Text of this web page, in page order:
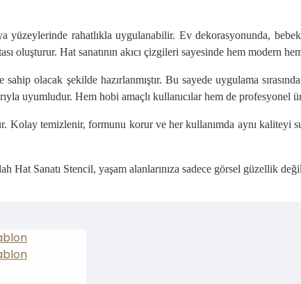
rahatlıkla uygulanabilir. Ev dekorasyonunda,
oluşturur. Hat sanatının akıcı çizgileri sayesinde hem modern
olacak şekilde hazırlanmıştır. Bu sayede uygulama
uyumludur. Hem hobi amaçlı kullanıcılar hem de profesyonel
Kolay temizlenir, formunu korur ve her kullanımda aynı kaliteyi
Hat Sanatı Stencil, yaşam alanlarınıza sadece görsel güzellik